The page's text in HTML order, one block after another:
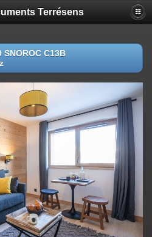
Terrésens
SNOROC C13B